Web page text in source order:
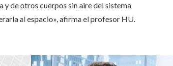
y de otros cuerpos sin aire del sistema
al espacio», afirma el profesor HU.